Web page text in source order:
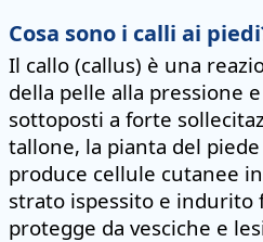
Cosa sono i calli ai
Il callo (callus) è una
della pelle alla pressione
sottoposti a forte
tallone, la pianta del
produce cellule cutanee
strato ispessito e indurito
protegge da vesciche e